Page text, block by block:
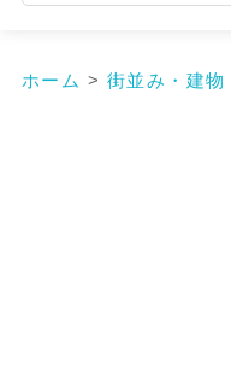
ホーム > 街並み・建物